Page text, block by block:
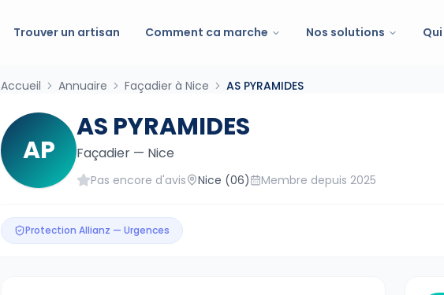
Trouver un artisan Comment ca marche Nos solutions
Accueil Annuaire Façadier à Nice AS PYRAMIDES
AP
AS PYRAMIDES
Façadier — Nice
Pas encore d'avis Nice (06) Membre depuis 2025
Protection Allianz — Urgences